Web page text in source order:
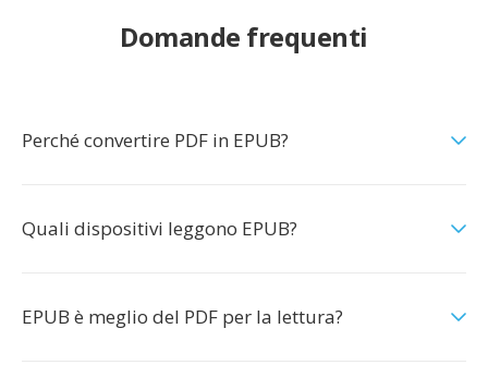
Domande frequenti
Perché convertire PDF in EPUB?
Quali dispositivi leggono EPUB?
EPUB è meglio del PDF per la lettura?